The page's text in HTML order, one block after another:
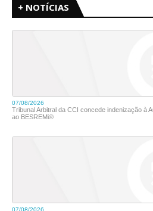
+ NOTÍCIAS